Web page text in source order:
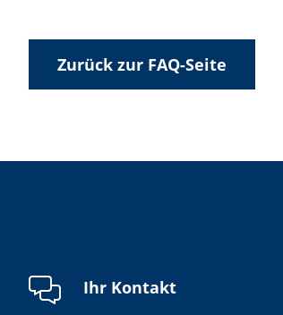
Zurück zur FAQ-Seite
Ihr Kontakt